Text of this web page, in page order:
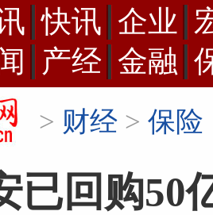
快讯 企业
产经 金融
> 财经 > 保险
已回购50